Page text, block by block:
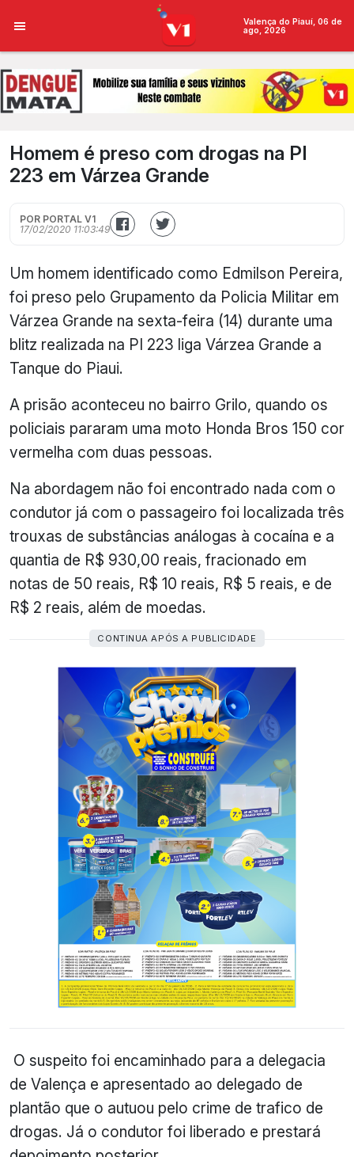
Valença do Piauí, 06 de
ago, 2026
Homem é preso com drogas na PI
223 em Várzea Grande
POR PORTAL V1
17/02/2020 11:03:49
Um homem identificado como Edmilson Pereira,
foi preso pelo Grupamento da Policia Militar em
Várzea Grande na sexta-feira (14) durante uma
blitz realizada na PI 223 liga Várzea Grande a
Tanque do Piaui.
A prisão aconteceu no bairro Grilo, quando os
policiais pararam uma moto Honda Bros 150 cor
vermelha com duas pessoas.
Na abordagem não foi encontrado nada com o
condutor já com o passageiro foi localizada três
trouxas de substâncias análogas à cocaína e a
quantia de R$ 930,00 reais, fracionado em
notas de 50 reais, R$ 10 reais, R$ 5 reais, e de
R$ 2 reais, além de moedas.
CONTINUA APÓS A PUBLICIDADE
O suspeito foi encaminhado para a delegacia
de Valença e apresentado ao delegado de
plantão que o autuou pelo crime de trafico de
drogas. Já o condutor foi liberado e prestará